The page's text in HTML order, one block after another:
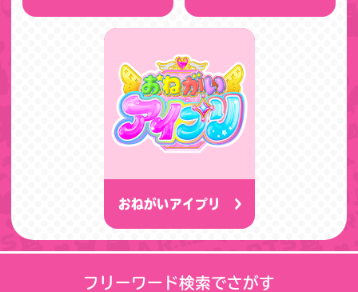
おねがいアイプリ
フリーワード検索でさがす